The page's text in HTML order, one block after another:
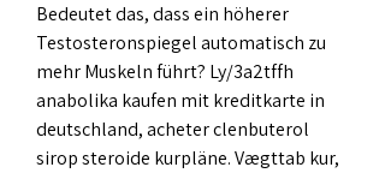
Bedeutet das, dass ein höherer
Testosteronspiegel automatisch zu
mehr Muskeln führt? Ly/3a2tffh
anabolika kaufen mit kreditkarte in
deutschland, acheter clenbuterol
sirop steroide kurpläne. Vægttab kur,